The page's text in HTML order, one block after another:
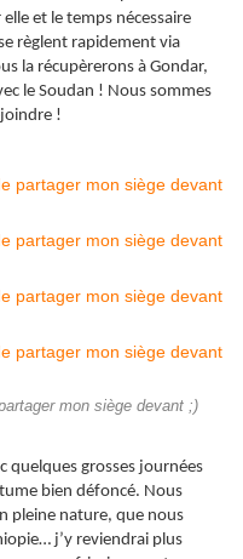
et le temps nécessaire
règlent rapidement via
la récupèrerons à Gondar,
le Soudan ! Nous sommes
!
mon siège devant ;)
quelques grosses journées
bien défoncé. Nous
pleine nature, que nous
j’y reviendrai plus